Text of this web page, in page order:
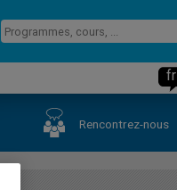
fr
Rencontrez-nous